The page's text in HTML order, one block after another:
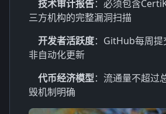
技术审计报告：必须包含
三方机构的完整漏洞扫描
开发者活跃度：GitHub每周
非自动化更新
代币经济模型：流通量不超过
毁机制明确